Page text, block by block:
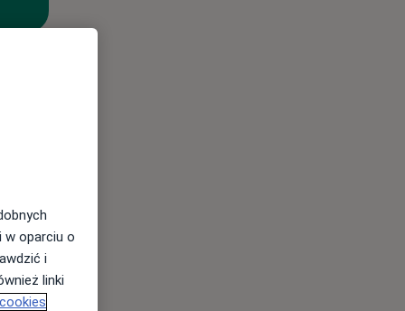
w oparciu o
i
linki